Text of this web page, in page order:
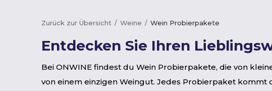
Zurück zur Übersicht Weine Wein Probierpakete
Entdecken Sie Ihren
Bei ONWINE findest du Wein Probierpakete, die von
von einem einzigen Weingut. Jedes Probierpaket kommt